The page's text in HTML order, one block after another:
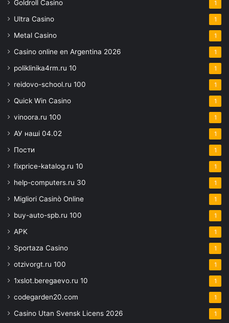
Goldroll Casino 1
Ultra Casino 1
Metal Casino 1
Casino online en Argentina 2026 1
poliklinika4rm.ru 10 1
reidovo-school.ru 100 1
Quick Win Casino 1
vinoora.ru 100 1
АУ наші 04.02 1
Пости 1
fixprice-katalog.ru 10 1
help-computers.ru 30 1
Migliori Casinò Online 1
buy-auto-spb.ru 100 1
APK 1
Sportaza Casino 1
otzivorgt.ru 100 1
1xslot.beregaevo.ru 10 1
codegarden20.com 1
Casino Utan Svensk Licens 2026 1